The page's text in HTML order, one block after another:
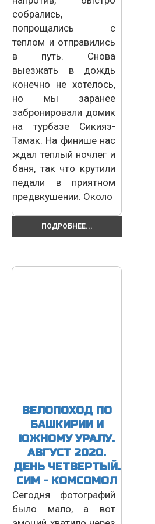
собрались,
попрощались с
теплом и отправились
в путь. Снова
выезжать в дождь
конечно не хотелось,
но мы заранее
забронировали домик
на турбазе Сикияз-
Тамак. На финише нас
ждал теплый ночлег и
баня, так что крутили
педали в приятном
предвкушении. Около
ПОДРОБНЕЕ...
ВЕЛОПОХОД ПО
БАШКИРИИ И
ЮЖНОМУ УРАЛУ.
АВГУСТ 2020.
ДЕНЬ ЧЕТВЕРТЫЙ.
СИМ - КОМСОМОЛ
Сегодня фотографий
было мало, а вот